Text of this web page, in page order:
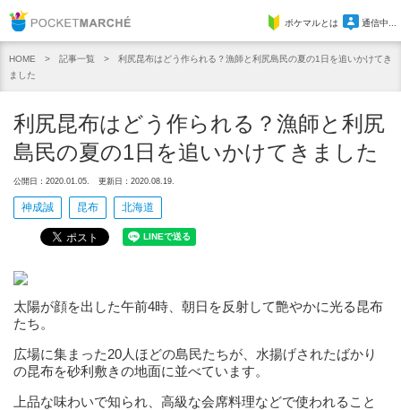
Pocket Marcheポケマルとは 通信中...
HOME 記事一覧
利尻昆布はどう作られる？漁師と利尻島民の夏の1日を追いかけてき
ました
利尻昆布はどう作られる？漁師と利尻
島民の夏の1日を追いかけてきました
公開日：2020.01.05. 更新日：2020.08.19.
神成誠 昆布 北海道
太陽が顔を出した午前4時、朝日を反射して艶やかに光る昆布
たち。
広場に集まった20人ほどの島民たちが、水揚げされたばかり
の昆布を砂利敷きの地面に並べています。
上品な味わいで知られ、高級な会席料理などで使われること